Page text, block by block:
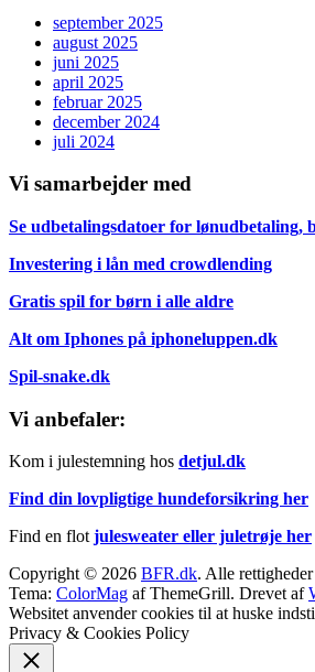
september 2025
august 2025
juni 2025
april 2025
februar 2025
december 2024
juli 2024
Vi samarbejder med
Se udbetalingsdatoer for lønudbetaling,
Investering i lån med crowdlending
Gratis spil for børn i alle aldre
Alt om Iphones på iphoneluppen.dk
Spil-snake.dk
Vi anbefaler:
Kom i julestemning hos detjul.dk
Find din lovpligtige hundeforsikring her
Find en flotjulesweater eller juletrøje her
Copyright © 2026 BFR.dk. Alle
Tema: ColorMag af ThemeGrill. Drevet af
Websitet anvender cookies til at huske
Privacy & Cookies Policy